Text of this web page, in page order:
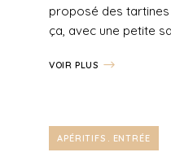
proposé des
ça, avec une petite
VOIR PLUS
APÉRITIFS ENTRÉE